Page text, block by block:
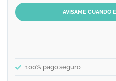
AVISAME CUANDO
100% pago seguro